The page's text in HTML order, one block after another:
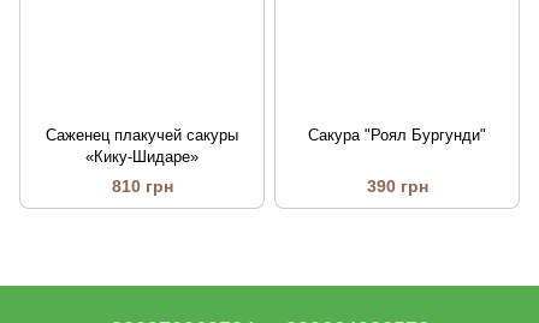
Саженец плакучей сакуры
«Кику-Шидаре»
810 грн
Сакура "Роял Бургунди"
390 грн